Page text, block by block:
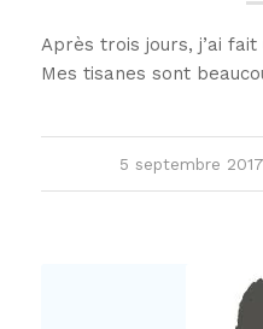
Après trois jours, j’ai
Mes tisanes sont
5 septembre 2017
/